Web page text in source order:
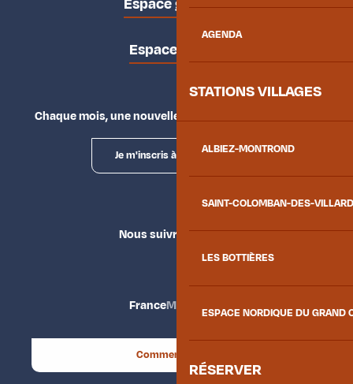
AGENDA
STATIONS VILLAGES
ALBIEZ-MONTROND
SAINT-COLOMBAN-DES-
LES BOTTIÈRES
ESPACE NORDIQUE DU GRAND
RÉSERVER
Espace presse
Chaque mois, une nouvelle façon d'explorer la vallée.
Je m'inscris à la newsletter
Nous suivre
FranceMaurienne
Comment venir ?